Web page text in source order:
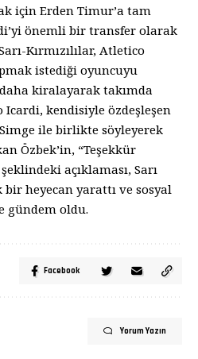
için Erden Timur’a tam
önemli bir transfer olarak
Kırmızılılar, Atletico
istediği oyuncuyu
kiralayarak takımda
Icardi, kendisiyle özdeşleşen
Simge ile birlikte söyleyerek
Özbek’in, “Teşekkür
açıklaması, Sarı
bir heyecan yarattı ve sosyal
gündem oldu.
Facebook
Yorum Yazın